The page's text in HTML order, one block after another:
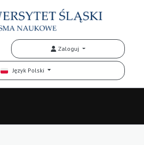
Zaloguj
Język Polski